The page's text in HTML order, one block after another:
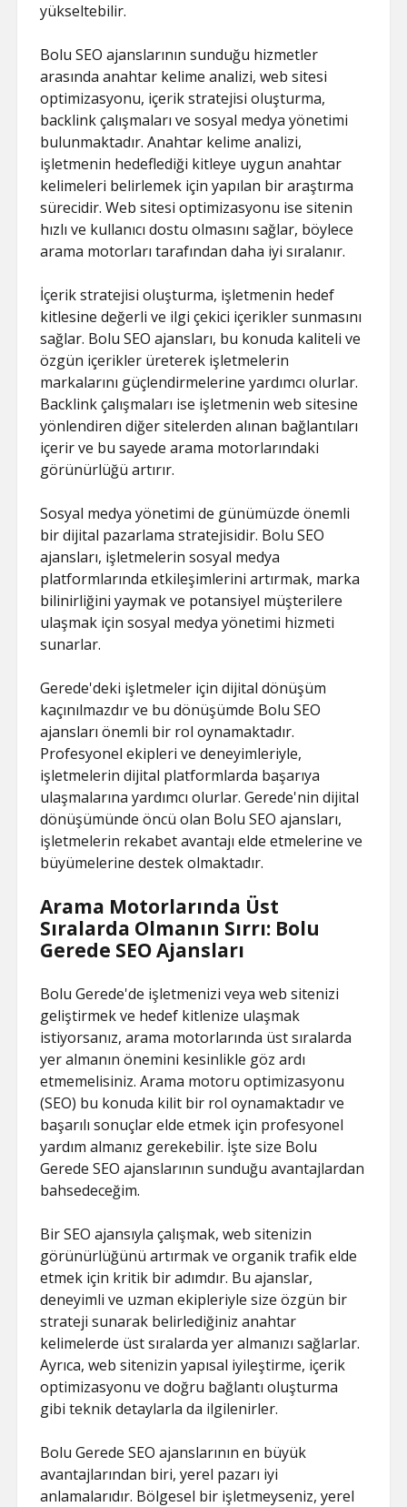
yükseltebilir.
Bolu SEO ajanslarının sunduğu hizmetler
arasında anahtar kelime analizi, web sitesi
optimizasyonu, içerik stratejisi oluşturma,
backlink çalışmaları ve sosyal medya yönetimi
bulunmaktadır. Anahtar kelime analizi,
işletmenin hedeflediği kitleye uygun anahtar
kelimeleri belirlemek için yapılan bir araştırma
sürecidir. Web sitesi optimizasyonu ise sitenin
hızlı ve kullanıcı dostu olmasını sağlar, böylece
arama motorları tarafından daha iyi sıralanır.
İçerik stratejisi oluşturma, işletmenin hedef
kitlesine değerli ve ilgi çekici içerikler sunmasını
sağlar. Bolu SEO ajansları, bu konuda kaliteli ve
özgün içerikler üreterek işletmelerin
markalarını güçlendirmelerine yardımcı olurlar.
Backlink çalışmaları ise işletmenin web sitesine
yönlendiren diğer sitelerden alınan bağlantıları
içerir ve bu sayede arama motorlarındaki
görünürlüğü artırır.
Sosyal medya yönetimi de günümüzde önemli
bir dijital pazarlama stratejisidir. Bolu SEO
ajansları, işletmelerin sosyal medya
platformlarında etkileşimlerini artırmak, marka
bilinirliğini yaymak ve potansiyel müşterilere
ulaşmak için sosyal medya yönetimi hizmeti
sunarlar.
Gerede'deki işletmeler için dijital dönüşüm
kaçınılmazdır ve bu dönüşümde Bolu SEO
ajansları önemli bir rol oynamaktadır.
Profesyonel ekipleri ve deneyimleriyle,
işletmelerin dijital platformlarda başarıya
ulaşmalarına yardımcı olurlar. Gerede'nin dijital
dönüşümünde öncü olan Bolu SEO ajansları,
işletmelerin rekabet avantajı elde etmelerine ve
büyümelerine destek olmaktadır.
Arama Motorlarında Üst
Sıralarda Olmanın Sırrı: Bolu
Gerede SEO Ajansları
Bolu Gerede'de işletmenizi veya web sitenizi
geliştirmek ve hedef kitlenize ulaşmak
istiyorsanız, arama motorlarında üst sıralarda
yer almanın önemini kesinlikle göz ardı
etmemelisiniz. Arama motoru optimizasyonu
(SEO) bu konuda kilit bir rol oynamaktadır ve
başarılı sonuçlar elde etmek için profesyonel
yardım almanız gerekebilir. İşte size Bolu
Gerede SEO ajanslarının sunduğu avantajlardan
bahsedeceğim.
Bir SEO ajansıyla çalışmak, web sitenizin
görünürlüğünü artırmak ve organik trafik elde
etmek için kritik bir adımdır. Bu ajanslar,
deneyimli ve uzman ekipleriyle size özgün bir
strateji sunarak belirlediğiniz anahtar
kelimelerde üst sıralarda yer almanızı sağlarlar.
Ayrıca, web sitenizin yapısal iyileştirme, içerik
optimizasyonu ve doğru bağlantı oluşturma
gibi teknik detaylarla da ilgilenirler.
Bolu Gerede SEO ajanslarının en büyük
avantajlarından biri, yerel pazarı iyi
anlamalarıdır. Bölgesel bir işletmeyseniz, yerel